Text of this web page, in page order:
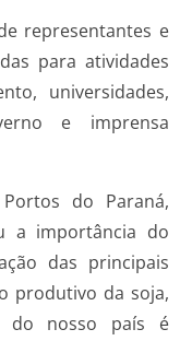
representantes e
para atividades
universidades,
e imprensa
do Paraná,
a importância do
das principais
produtivo da soja,
do nosso país é